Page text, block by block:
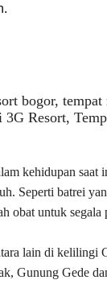
bogor,
Resort,
kehidupan saat
Seperti batrei
obat untuk
lain di kelilingi
Gunung Gede